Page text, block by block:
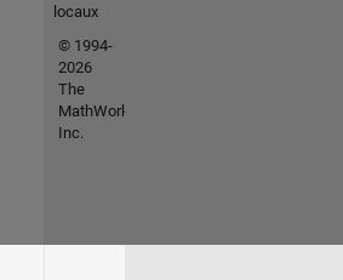
locaux
© 1994-
2026
The
MathWorks,
Inc.